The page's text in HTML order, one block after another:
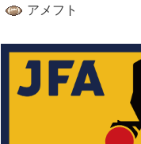
アメフト